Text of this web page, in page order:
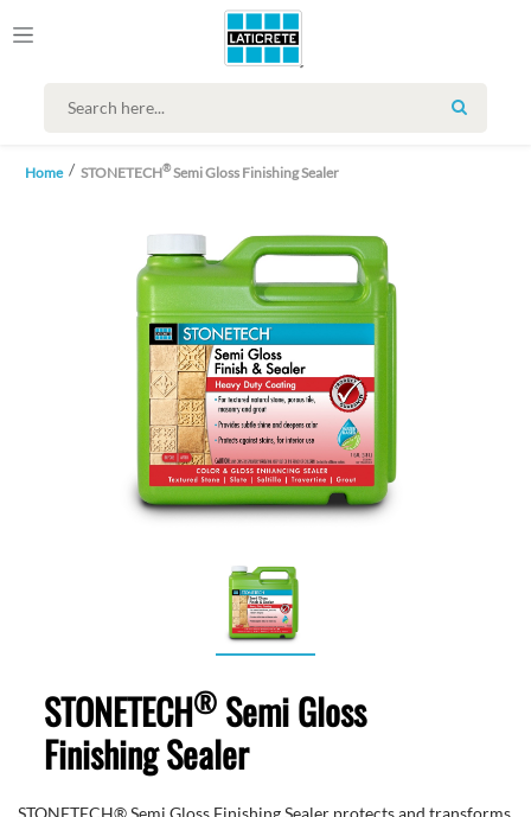
SEARCH
Home STONETECH®Semi Gloss Finishing Sealer
STONETECH®Semi Gloss
Finishing Sealer
STONETECH® Semi Gloss Finishing Sealer protects and transforms